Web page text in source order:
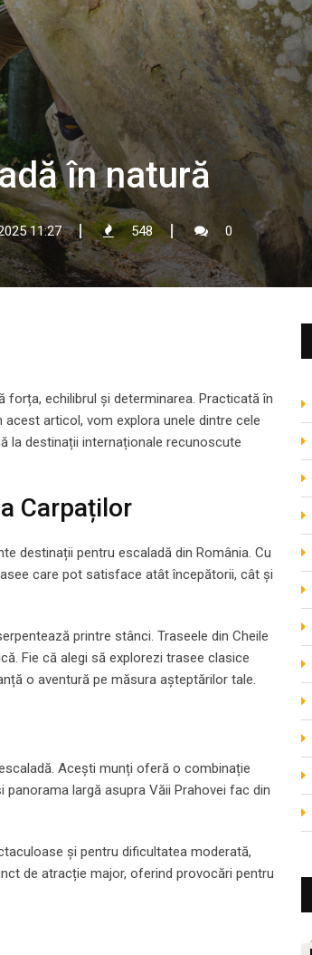
în natură
11:27 548 0
echilibrul și determinarea. Practicată în
articol, vom explora unele dintre cele
la destinații internaționale recunoscute
Carpaților
destinații pentru escaladă din România. Cu
care pot satisface atât începătorii, cât și
printre stânci. Traseele din Cheile
Fie că alegi să explorezi trasee clasice
o aventură pe măsura așteptărilor tale.
Acești munți oferă o combinație
largă asupra Văii Prahovei fac din
și pentru dificultatea moderată,
de atracție major, oferind provocări pentru